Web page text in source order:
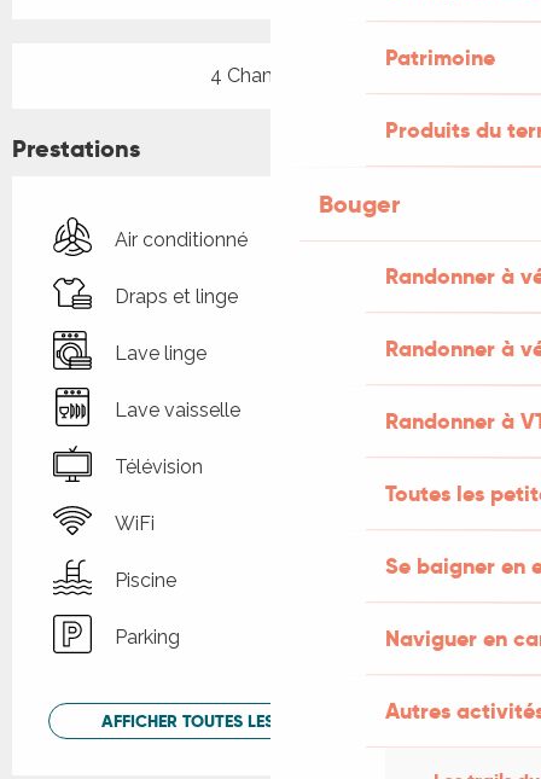
Patrimoine
Produits du
Bouger
Randonner à
Randonner à
Randonner à
Toutes les
Se baigner en
Naviguer en
Autres
4 Chambre(s)
Prestations
Air conditionné
Draps et linge
Lave linge
Lave vaisselle
Télévision
WiFi
Piscine
Parking
AFFICHER TOUTES LES PRESTATIONS